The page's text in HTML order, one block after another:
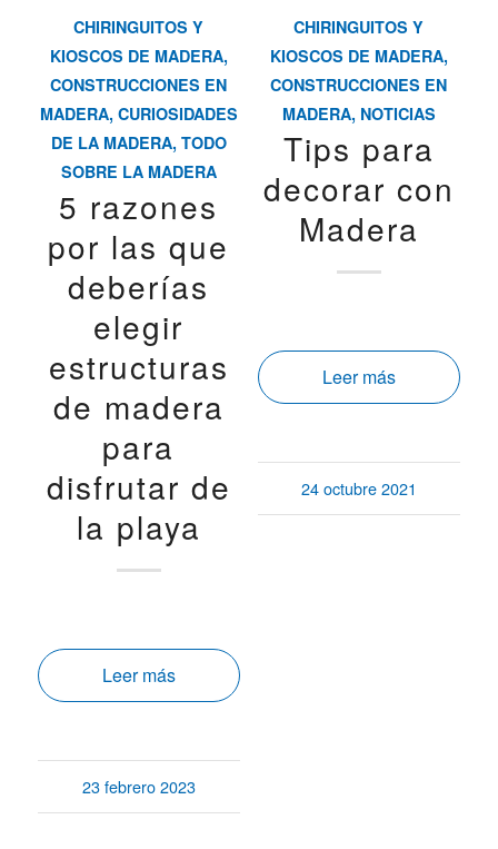
CHIRINGUITOS Y
KIOSCOS DE MADERA,
CONSTRUCCIONES EN
MADERA, CURIOSIDADES
DE LA MADERA, TODO
SOBRE LA MADERA
5 razones
por las que
deberías
elegir
estructuras
de madera
para
disfrutar de
la playa
Leer más
23 febrero 2023
CHIRINGUITOS Y
KIOSCOS DE MADERA,
CONSTRUCCIONES EN
MADERA, NOTICIAS
Tips para
decorar con
Madera
Leer más
24 octubre 2021